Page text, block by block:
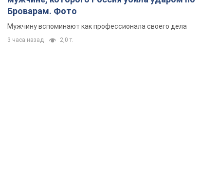
Броварам. Фото
Мужчину вспоминают как профессионала своего дела
3 часа назад 2,0 т.